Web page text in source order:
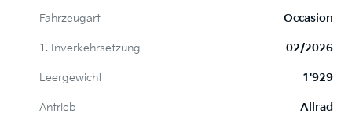
Fahrzeugart Occasion
1. Inverkehrsetzung 02/2026
Leergewicht 1'929
Antrieb Allrad